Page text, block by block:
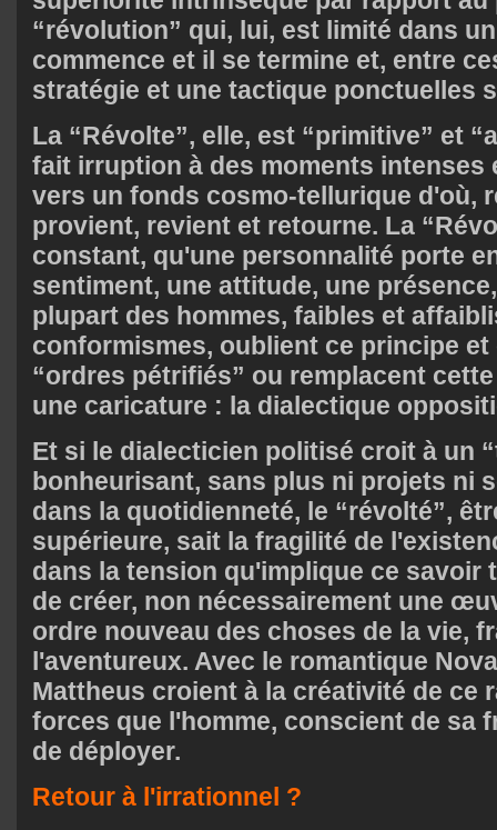
“révolution” qui, lui, est limité dans
commence et il se termine et, entre
stratégie et une tactique ponctuelles
La “Révolte”, elle, est “primitive” et
fait irruption à des moments intenses
vers un fonds cosmo-tellurique d'où,
provient, revient et retourne. La
constant, qu'une personnalité porte
sentiment, une attitude, une
plupart des hommes, faibles et
conformismes, oublient ce principe
“ordres pétrifiés” ou remplacent
une caricature : la dialectique
Et si le dialecticien politisé croit à un
bonheurisant, sans plus ni projets ni
dans la quotidienneté, le “révolté”,
supérieure, sait la fragilité de
dans la tension qu'implique ce savoir
de créer, non nécessairement une
ordre nouveau des choses de la vie,
l'aventureux. Avec le romantique
Mattheus croient à la créativité de ce
forces que l'homme, conscient de sa
de déployer.
Retour à l'irrationnel ?